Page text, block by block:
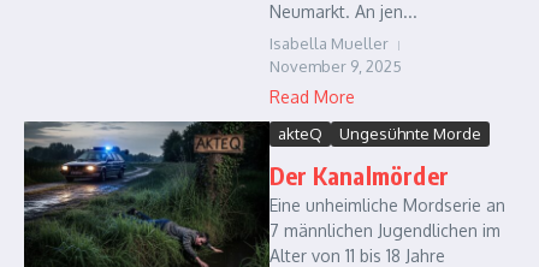
Neumarkt. An jen...
Isabella Mueller
November 9, 2025
Read More
akteQ Ungesühnte Morde
Der Kanalmörder
Eine unheimliche Mordserie an
7 männlichen Jugendlichen im
Alter von 11 bis 18 Jahre